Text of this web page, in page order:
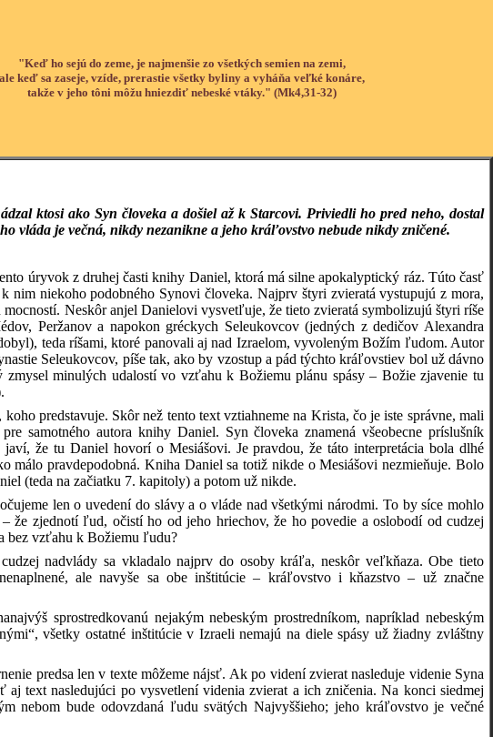
"Keď ho sejú do zeme, je najmenšie zo všetkých semien na zemi,
ale keď sa zaseje, vzíde, prerastie všetky byliny a vyháňa veľké konáre,
takže v jeho tôni môžu hniezdiť nebeské vtáky." (Mk4,31-32)
ktosi ako Syn človeka a došiel až k Starcovi. Priviedli ho pred neho, dostal
vláda je večná, nikdy nezanikne a jeho kráľovstvo nebude nikdy zničené.
úryvok z druhej časti knihy Daniel, ktorá má silne apokalyptický ráz. Túto časť
nim niekoho podobného Synovi človeka. Najprv štyri zvieratá vystupujú z mora,
Neskôr anjel Danielovi vysvetľuje, že tieto zvieratá symbolizujú štyri ríše
Peržanov a napokon gréckych Seleukovcov (jedných z dedičov Alexandra
teda ríšami, ktoré panovali aj nad Izraelom, vyvoleným Božím ľudom. Autor
Seleukovcov, píše tak, ako by vzostup a pád týchto kráľovstiev bol už dávno
minulých udalostí vo vzťahu k Božiemu plánu spásy – Božie zjavenie tu
predstavuje. Skôr než tento text vztiahneme na Krista, čo je iste správne, mali
samotného autora knihy Daniel. Syn človeka znamená všeobecne príslušník
že tu Daniel hovorí o Mesiášovi. Je pravdou, že táto interpretácia bola dlhé
málo pravdepodobná. Kniha Daniel sa totiž nikde o Mesiášovi nezmieňuje. Bolo
(teda na začiatku 7. kapitoly) a potom už nikde.
len o uvedení do slávy a o vláde nad všetkými národmi. To by síce mohlo
zjednotí ľud, očistí ho od jeho hriechov, že ho povedie a oslobodí od cudzej
bez vzťahu k Božiemu ľudu?
nadvlády sa vkladalo najprv do osoby kráľa, neskôr veľkňaza. Obe tieto
ale navyše sa obe inštitúcie – kráľovstvo i kňazstvo – už značne
sprostredkovanú nejakým nebeským prostredníkom, napríklad nebeským
všetky ostatné inštitúcie v Izraeli nemajú na diele spásy už žiadny zvláštny
predsa len v texte môžeme nájsť. Ak po videní zvierat nasleduje videnie Syna
text nasledujúci po vysvetlení videnia zvierat a ich zničenia. Na konci siedmej
nebom bude odovzdaná ľudu svätých Najvyššieho; jeho kráľovstvo je večné